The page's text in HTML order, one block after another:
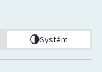
Systém